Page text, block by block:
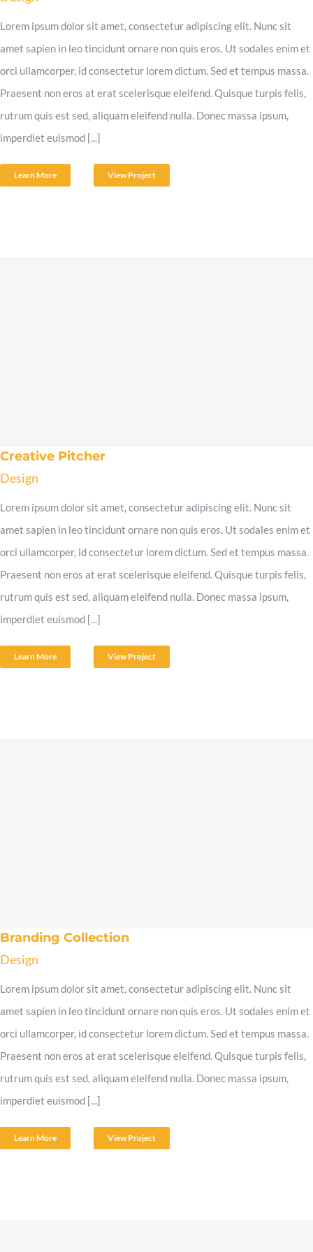
Lorem ipsum dolor sit amet, consectetur adipiscing elit. Nunc sit
amet sapien in leo tincidunt ornare non quis eros. Ut sodales enim et
orci ullamcorper, id consectetur lorem dictum. Sed et tempus massa.
Praesent non eros at erat scelerisque eleifend. Quisque turpis felis,
rutrum quis est sed, aliquam eleifend nulla. Donec massa ipsum,
imperdiet euismod [...]
Learn More View Project
Creative Pitcher
Design
Lorem ipsum dolor sit amet, consectetur adipiscing elit. Nunc sit
amet sapien in leo tincidunt ornare non quis eros. Ut sodales enim et
orci ullamcorper, id consectetur lorem dictum. Sed et tempus massa.
Praesent non eros at erat scelerisque eleifend. Quisque turpis felis,
rutrum quis est sed, aliquam eleifend nulla. Donec massa ipsum,
imperdiet euismod [...]
Learn More View Project
Branding Collection
Design
Lorem ipsum dolor sit amet, consectetur adipiscing elit. Nunc sit
amet sapien in leo tincidunt ornare non quis eros. Ut sodales enim et
orci ullamcorper, id consectetur lorem dictum. Sed et tempus massa.
Praesent non eros at erat scelerisque eleifend. Quisque turpis felis,
rutrum quis est sed, aliquam eleifend nulla. Donec massa ipsum,
imperdiet euismod [...]
Learn More View Project